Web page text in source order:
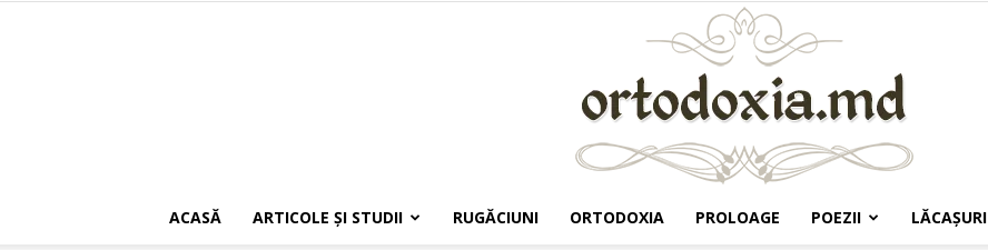
ACASĂ ARTICOLE ŞI STUDII RUGĂCIUNI ORTODOXIA PROLOAGE POEZII LĂCAŞURI